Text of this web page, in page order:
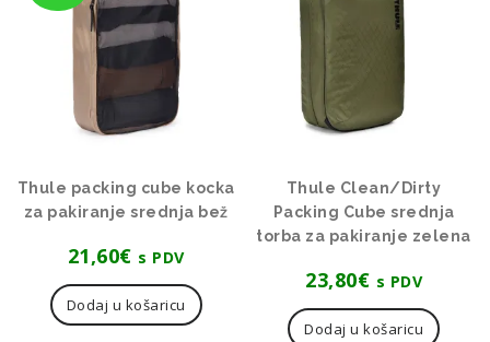
Thule packing cube kocka
za pakiranje srednja bež
21,60€ s PDV
Dodaj u košaricu
Thule Clean/Dirty
Packing Cube srednja
torba za pakiranje zelena
23,80€ s PDV
Dodaj u košaricu